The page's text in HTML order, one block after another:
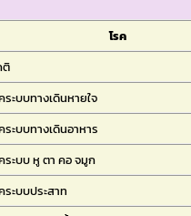
โรค
ติ
ระบบทางเดินหายใจ
ระบบทางเดินอาหาร
ระบบ หู ตา คอ จมูก
ระบบประสาท